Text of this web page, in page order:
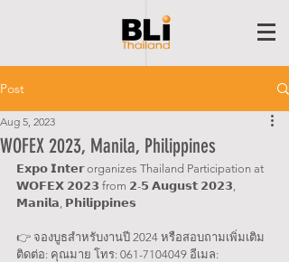
Post
WOFEX 2023, Manila, Philippines
Aug 5, 2023
𝗘𝘅𝗽𝗼 𝗜𝗻𝘁𝗲𝗿 organizes Thailand Participation at
𝗪𝗢𝗙𝗘𝗫 𝟮𝟬𝟮𝟯 from 𝟮-𝟱 𝗔𝘂𝗴𝘂𝘀𝘁 𝟮𝟬𝟮𝟯,
𝗠𝗮𝗻𝗶𝗹𝗮, 𝗣𝗵𝗶𝗹𝗶𝗽𝗽𝗶𝗻𝗲𝘀
👉 จองบูธสำหรับงานปี 2024 หรือสอบถามเพิ่มเติม
ติดต่อ: คุณมาย โทร: 061-7104049 อีเมล: